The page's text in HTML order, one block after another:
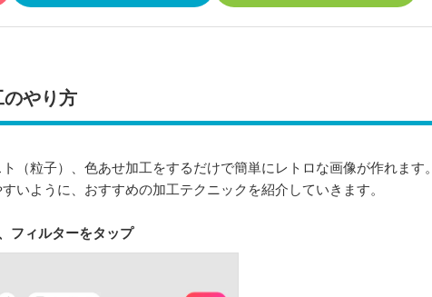
のやり方
（粒子）、色あせ加工をするだけで簡単にレトロな画像が作れます。
いように、おすすめの加工テクニックを紹介していきます。
フィルターをタップ